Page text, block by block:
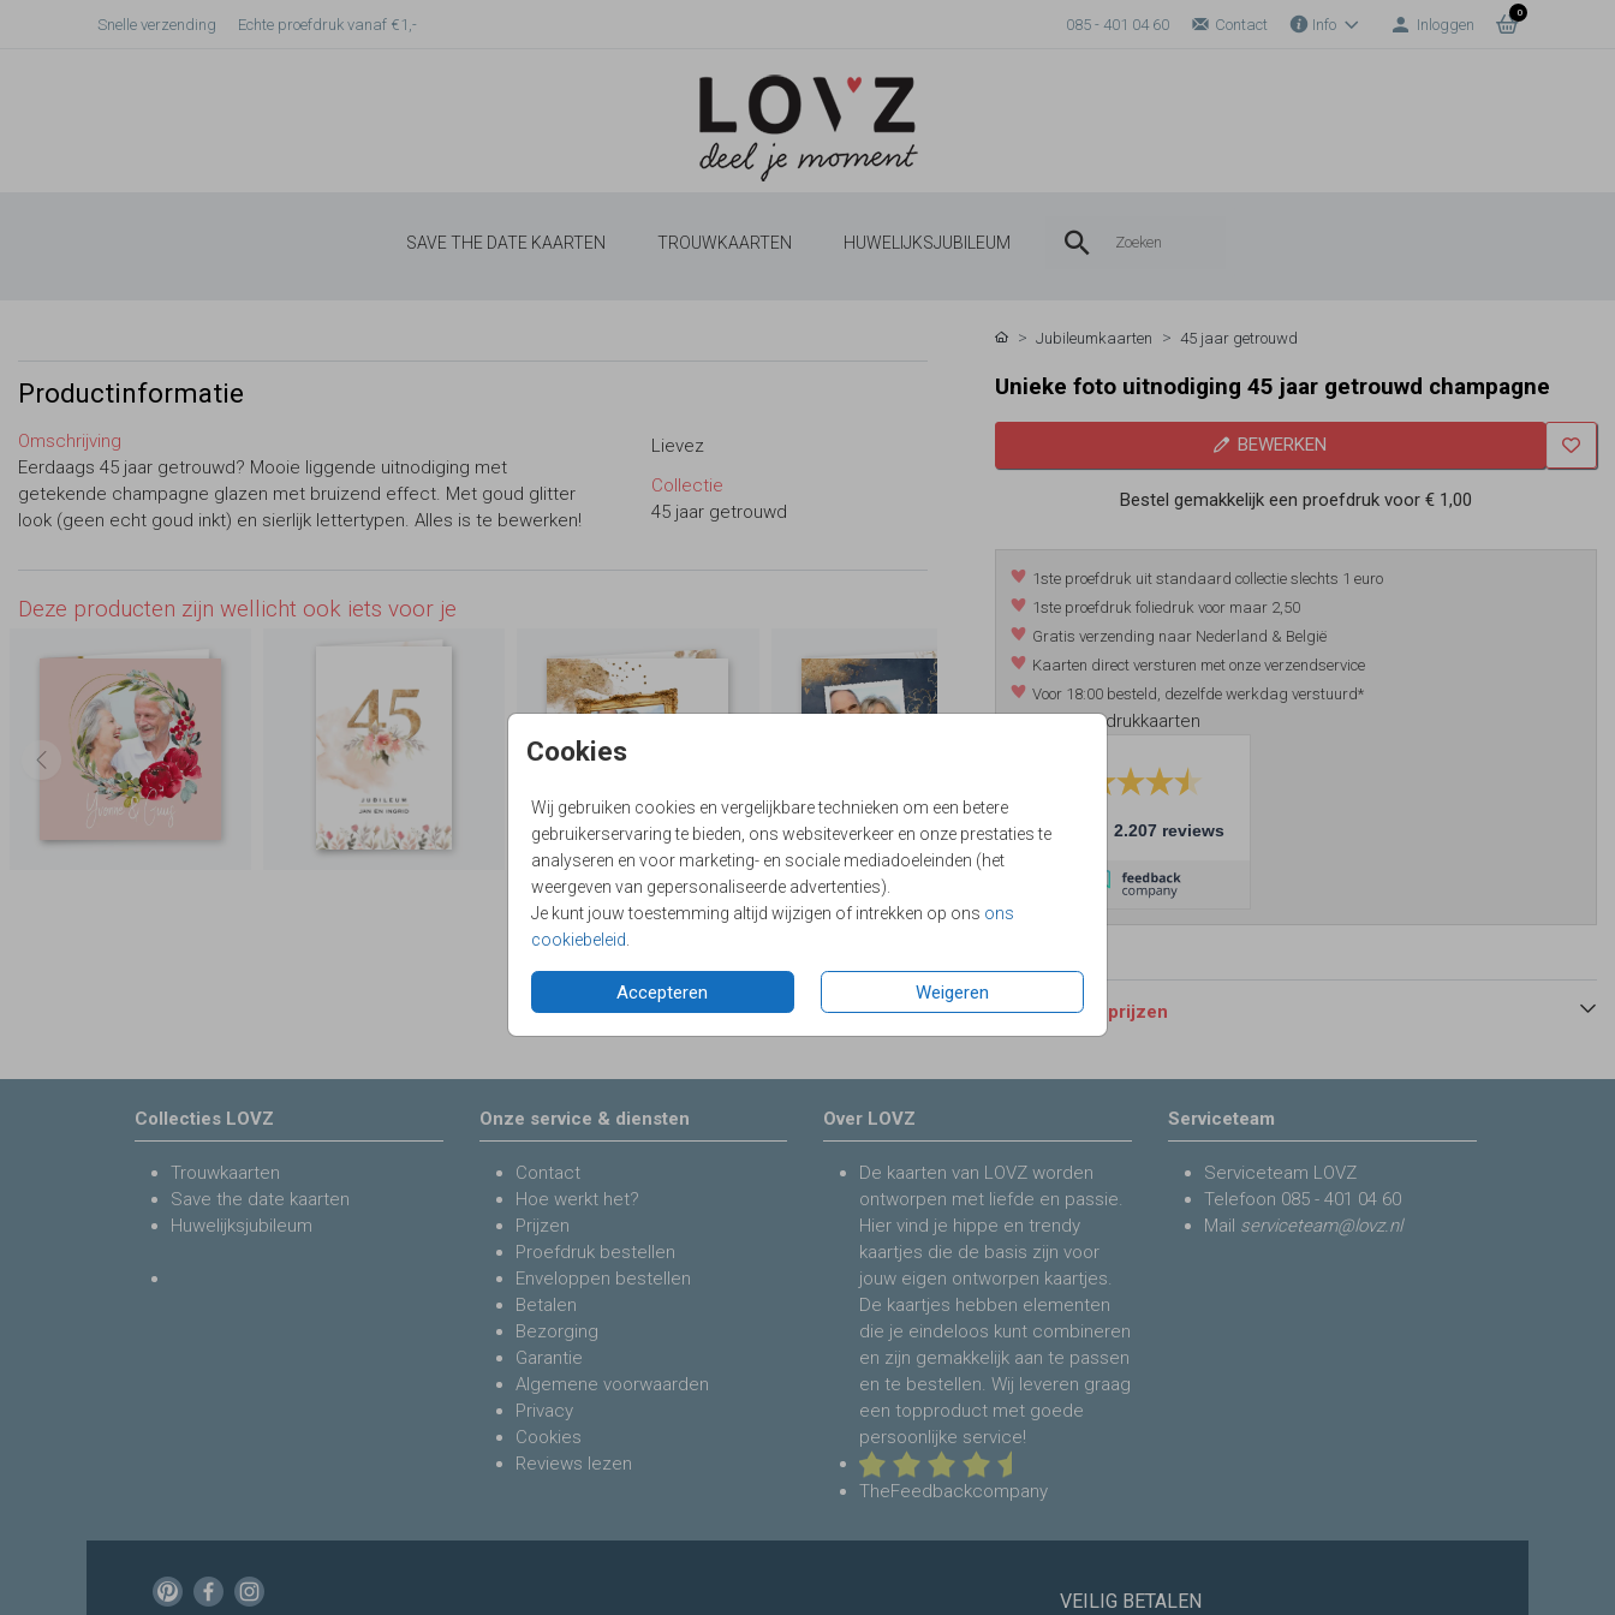
Snelle verzending Echte proefdruk vanaf €1,- 085 - 401 04 60 Contact Info Inloggen
0
SAVE THE DATE KAARTEN TROUWKAARTEN HUWELIJKSJUBILEUM
Cookies
Wij gebruiken cookies en vergelijkbare technieken om een betere
gebruikerservaring te bieden, ons websiteverkeer en onze prestaties te
analyseren en voor marketing- en sociale mediadoeleinden (het
weergeven van gepersonaliseerde advertenties).
Je kunt jouw toestemming altijd wijzigen of intrekken op ons ons
cookiebeleid
Accepteren Weigeren
Productinformatie
Omschrijving
Eerdaags 45 jaar getrouwd? Mooie liggende uitnodiging met
getekende champagne glazen met bruizend effect. Met goud glitter
look (geen echt goud inkt) en sierlijk lettertypen. Alles is te bewerken!
Lievez
Collectie
45 jaar getrouwd
Deze producten zijn wellicht ook iets voor je
Jubileumkaarten 45 jaar getrouwd
Unieke foto uitnodiging 45 jaar getrouwd champagne
BEWERKEN
Bestel gemakkelijk een proefdruk voor€ 1,00
1ste proefdruk uit standaard collectie slechts 1 euro
1ste proefdruk foliedruk voor maar 2,50
Gratis verzending naar Nederland & België
Kaarten direct versturen met onze verzendservice
Voor 18:00 besteld, dezelfde werkdag verstuurd*
*m.u.v. foliedrukkaarten
9.4 2.207 reviews
Formaten en prijzen
Collecties LOVZ
Trouwkaarten
Save the date kaarten
Huwelijksjubileum
Onze service & diensten
Contact
Hoe werkt het?
Prijzen
Proefdruk bestellen
Enveloppen bestellen
Betalen
Bezorging
Garantie
Algemene voorwaarden
Privacy
Cookies
Reviews lezen
Over LOVZ
De kaarten van LOVZ worden
ontworpen met liefde en passie.
Hier vind je hippe en trendy
kaartjes die de basis zijn voor
jouw eigen ontworpen kaartjes.
De kaartjes hebben elementen
die je eindeloos kunt combineren
en zijn gemakkelijk aan te passen
en te bestellen. Wij leveren graag
een topproduct met goede
persoonlijke service!
TheFeedbackcompany
Serviceteam
Serviceteam LOVZ
Telefoon 085 - 401 04 60
Mail serviceteam@lovz.nl
VEILIG BETALEN